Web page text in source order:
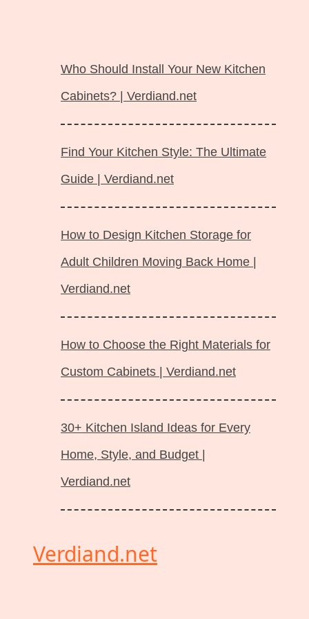
Who Should Install Your New Kitchen
Cabinets? | Verdiand.net
Find Your Kitchen Style: The Ultimate
Guide | Verdiand.net
How to Design Kitchen Storage for
Adult Children Moving Back Home |
Verdiand.net
How to Choose the Right Materials for
Custom Cabinets | Verdiand.net
30+ Kitchen Island Ideas for Every
Home, Style, and Budget |
Verdiand.net
Verdiand.net